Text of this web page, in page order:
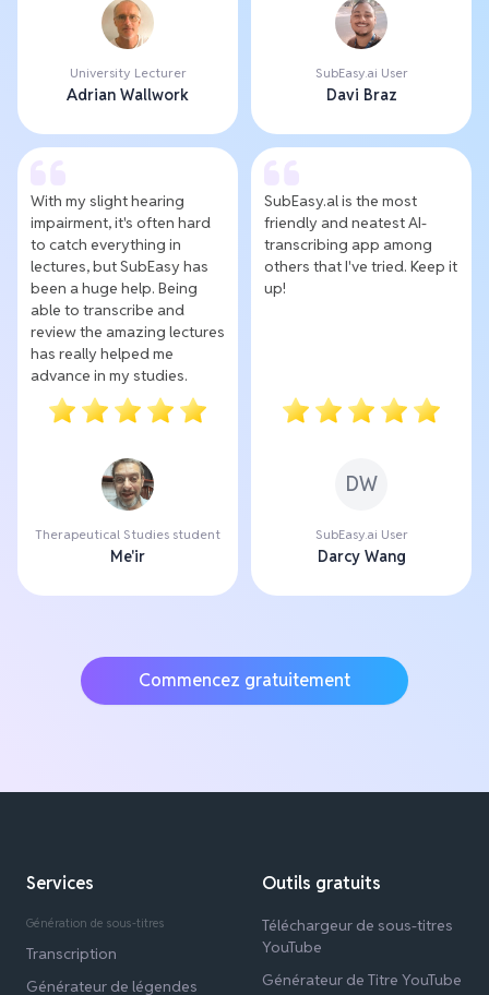
University Lecturer
Adrian Wallwork
SubEasy.ai User
Davi Braz
With my slight hearing
impairment, it's often hard
to catch everything in
lectures, but SubEasy has
been a huge help. Being
able to transcribe and
review the amazing lectures
has really helped me
advance in my studies.
Therapeutical Studies student
Me'ir
SubEasy.al is the most
friendly and neatest AI-
transcribing app among
others that I've tried. Keep it
up!
DW
SubEasy.ai User
Darcy Wang
Commencez gratuitement
Services
Génération de sous-titres
Transcription
Générateur de légendes
Outils gratuits
Téléchargeur de sous-titres
YouTube
Générateur de Titre YouTube